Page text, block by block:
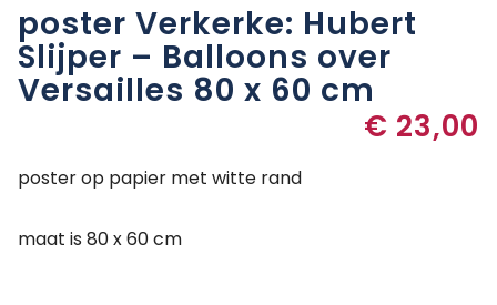
poster Verkerke: Hubert
Slijper – Balloons over
Versailles 80 x 60 cm
€ 23,00
poster op papier met witte rand
maat is 80 x 60 cm